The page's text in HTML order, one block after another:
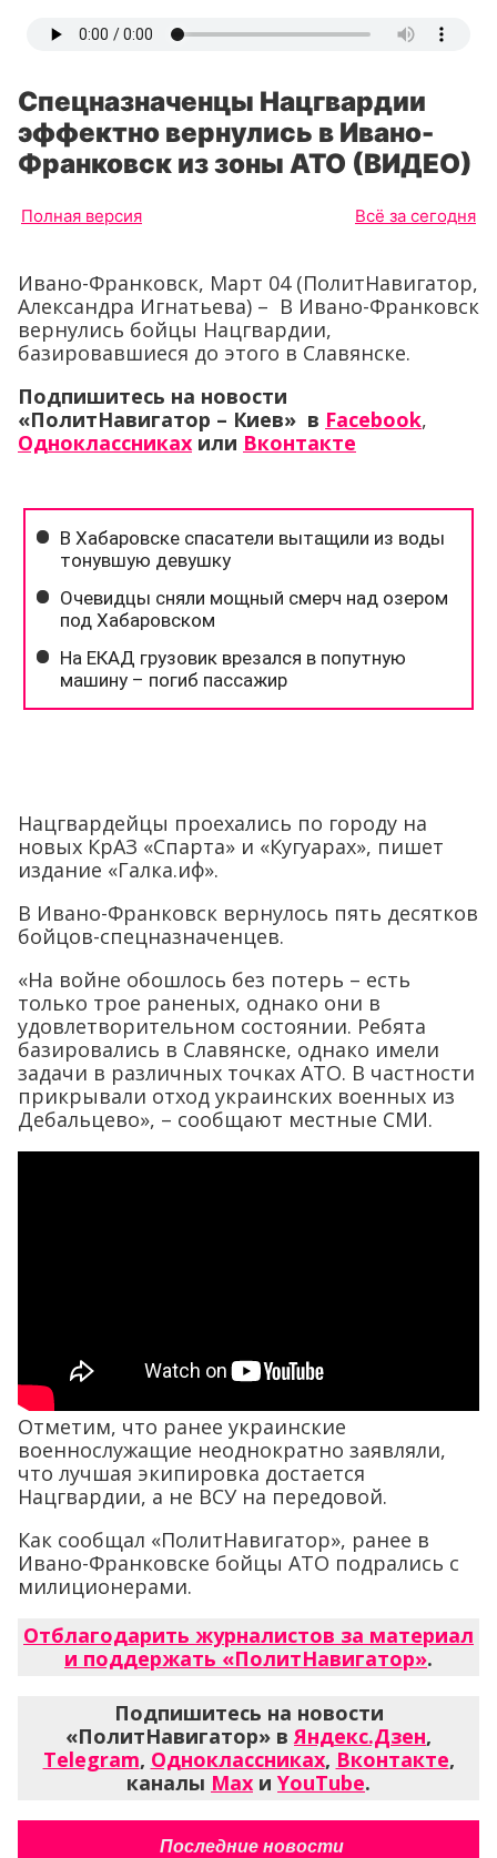
Спецназначенцы Нацгвардии
эффектно вернулись в Ивано-
Франковск из зоны АТО (ВИДЕО)
Полная версия Всё за сегодня
Ивано-Франковск, Март 04 (ПолитНавигатор,
Александра Игнатьева) – В Ивано-Франковск
вернулись бойцы Нацгвардии,
базировавшиеся до этого в Славянске.
Подпишитесь на новости
«ПолитНавигатор – Киев» в Facebook,
Одноклассниках или Вконтакте
Нацгвардейцы проехались по городу на
новых КрАЗ «Спарта» и «Кугуарах», пишет
издание «Галка.иф».
В Ивано-Франковск вернулось пять десятков
бойцов-спецназначенцев.
«На войне обошлось без потерь – есть
только трое раненых, однако они в
удовлетворительном состоянии. Ребята
базировались в Славянске, однако имели
задачи в различных точках АТО. В частности
прикрывали отход украинских военных из
Дебальцево», – сообщают местные СМИ.
Отметим, что ранее украинские
военнослужащие неоднократно заявляли,
что лучшая экипировка достается
Нацгвардии, а не ВСУ на передовой.
Как сообщал «ПолитНавигатор», ранее в
Ивано-Франковске бойцы АТО подрались с
милиционерами.
Отблагодарить журналистов за материал
и поддержать «ПолитНавигатор».
Подпишитесь на новости
«ПолитНавигатор» вЯндекс.Дзен,
Telegram, Одноклассниках, Вконтакте,
каналы Max и YouTube.
Последние новости